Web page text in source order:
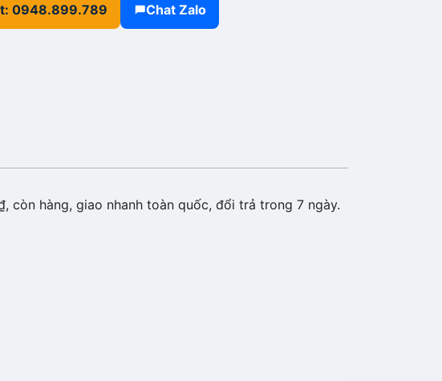
0948.899.789 Chat Zalo
còn hàng, giao nhanh toàn quốc, đổi trả trong 7 ngày.